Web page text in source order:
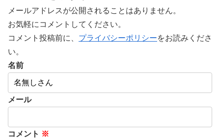
メールアドレスが公開されることはありません。
お気軽にコメントしてください。
コメント投稿前に、 プライバシーポリシーをお読みくださ
い。
名前
メール
コメント ※